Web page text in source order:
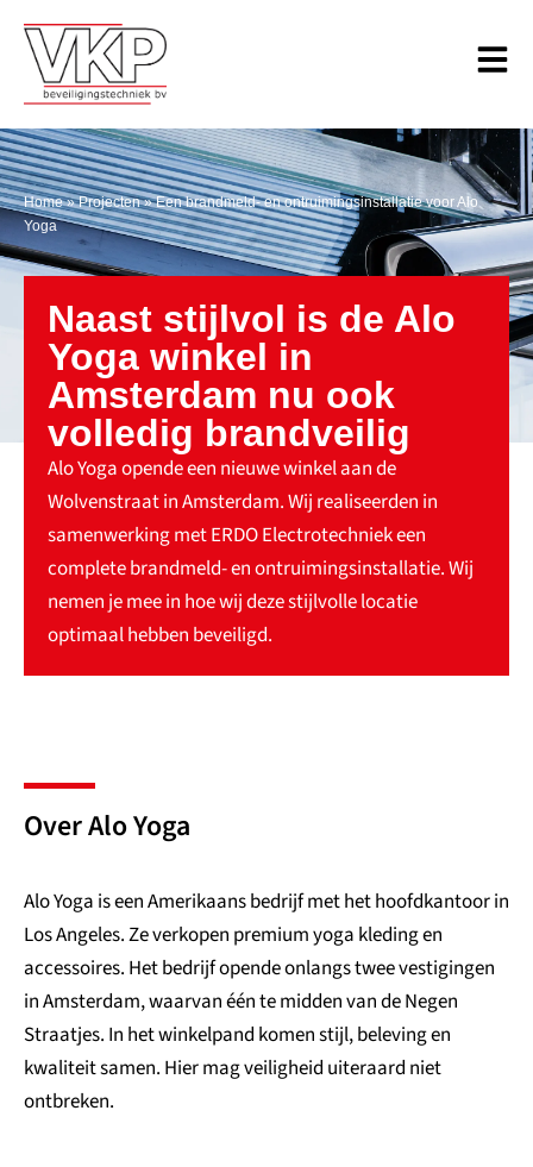
Home»Projecten»Een brandmeld- en ontruimingsinstallatie voor Alo
Yoga
Naast stijlvol is de Alo
Yoga winkel in
Amsterdam nu ook
volledig brandveilig
Alo Yoga opende een nieuwe winkel aan de
Wolvenstraat in Amsterdam. Wij realiseerden in
samenwerking met ERDO Electrotechniek een
complete brandmeld- en ontruimingsinstallatie. Wij
nemen je mee in hoe wij deze stijlvolle locatie
optimaal hebben beveiligd.
Over Alo Yoga
Alo Yoga is een Amerikaans bedrijf met het hoofdkantoor in
Los Angeles. Ze verkopen premium yoga kleding en
accessoires. Het bedrijf opende onlangs twee vestigingen
in Amsterdam, waarvan één te midden van de Negen
Straatjes. In het winkelpand komen stijl, beleving en
kwaliteit samen. Hier mag veiligheid uiteraard niet
ontbreken.